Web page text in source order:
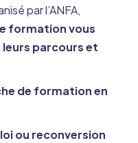
par l’ANFA,
formation vous
parcours et
de formation en
ou reconversion